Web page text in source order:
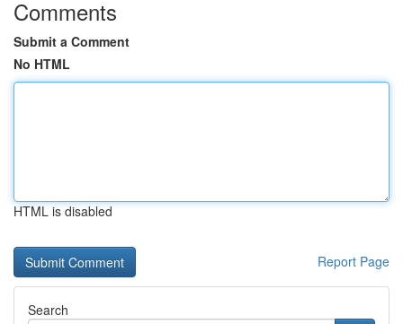
Comments
Submit a Comment
No HTML
HTML is disabled
Report Page
Search